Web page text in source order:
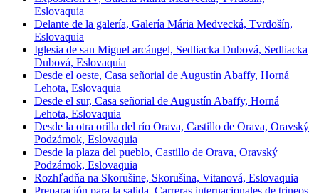
Eslovaquia
Delante de la galería, Galería Mária Medvecká, Tvrdošín,
Eslovaquia
Iglesia de san Miguel arcángel, Sedliacka Dubová, Sedliacka
Dubová, Eslovaquia
Desde el oeste, Casa señorial de Augustín Abaffy, Horná
Lehota, Eslovaquia
Desde el sur, Casa señorial de Augustín Abaffy, Horná
Lehota, Eslovaquia
Desde la otra orilla del río Orava, Castillo de Orava, Oravský
Podzámok, Eslovaquia
Desde la plaza del pueblo, Castillo de Orava, Oravský
Podzámok, Eslovaquia
Rozhľadňa na Skorušine, Skorušina, Vitanová, Eslovaquia